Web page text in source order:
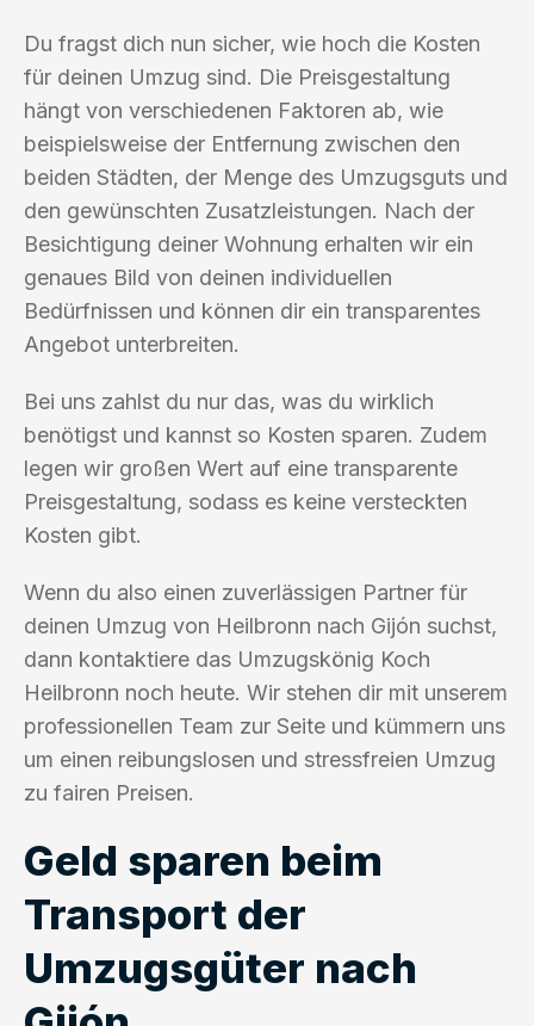
Du fragst dich nun sicher, wie hoch die Kosten
für deinen Umzug sind. Die Preisgestaltung
hängt von verschiedenen Faktoren ab, wie
beispielsweise der Entfernung zwischen den
beiden Städten, der Menge des Umzugsguts und
den gewünschten Zusatzleistungen. Nach der
Besichtigung deiner Wohnung erhalten wir ein
genaues Bild von deinen individuellen
Bedürfnissen und können dir ein transparentes
Angebot unterbreiten.
Bei uns zahlst du nur das, was du wirklich
benötigst und kannst so Kosten sparen. Zudem
legen wir großen Wert auf eine transparente
Preisgestaltung, sodass es keine versteckten
Kosten gibt.
Wenn du also einen zuverlässigen Partner für
deinen Umzug von Heilbronn nach Gijón suchst,
dann kontaktiere das Umzugskönig Koch
Heilbronn noch heute. Wir stehen dir mit unserem
professionellen Team zur Seite und kümmern uns
um einen reibungslosen und stressfreien Umzug
zu fairen Preisen.
Geld sparen beim
Transport der
Umzugsgüter nach